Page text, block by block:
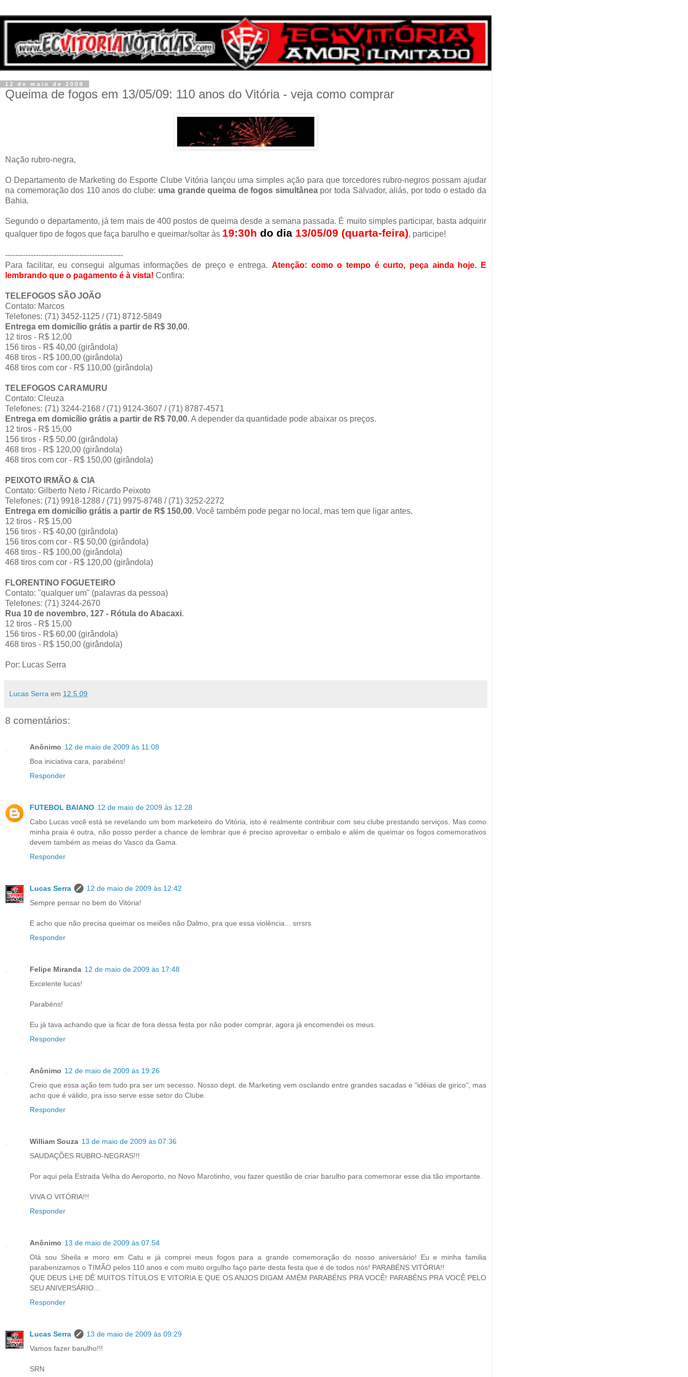
12 de maio de 2009
Queima de fogos em 13/05/09: 110 anos do Vitória - veja como comprar
Nação rubro-negra,
O Departamento de Marketing do Esporte Clube Vitória lançou uma simples ação para que torcedores rubro-negros possam ajudar
na comemoração dos 110 anos do clube: uma grande queima de fogos simultâneapor toda Salvador, aliás, por todo o estado da
Bahia.
Segundo o departamento, já tem mais de 400 postos de queima desde a semana passada. É muito simples participar, basta adquirir
qualquer tipo de fogos que faça barulho e queimar/soltar às 19:30h do dia 13/05/09 (quarta-feira), participe!
----------------------------------------------
Para facilitar, eu consegui algumas informações de preço e entrega. Atenção: como o tempo é curto, peça ainda hoje. E
lembrando que o pagamento é à vista! Confira:
TELEFOGOS SÃO JOÃO
Contato: Marcos
Telefones: (71) 3452-1125 / (71) 8712-5849
Entrega em domicílio grátis a partir de R$ 30,00.
12 tiros - R$ 12,00
156 tiros - R$ 40,00 (girândola)
468 tiros - R$ 100,00 (girândola)
468 tiros com cor - R$ 110,00 (girândola)
TELEFOGOS CARAMURU
Contato: Cleuza
Telefones: (71) 3244-2168 / (71) 9124-3607 / (71) 8787-4571
Entrega em domicílio grátis a partir de R$ 70,00. A depender da quantidade pode abaixar os preços.
12 tiros - R$ 15,00
156 tiros - R$ 50,00 (girândola)
468 tiros - R$ 120,00 (girândola)
468 tiros com cor - R$ 150,00 (girândola)
PEIXOTO IRMÃO & CIA
Contato: Gilberto Neto / Ricardo Peixoto
Telefones: (71) 9918-1288 / (71) 9975-8748 / (71) 3252-2272
Entrega em domicílio grátis a partir de R$ 150,00. Você também pode pegar no local, mas tem que ligar antes.
12 tiros - R$ 15,00
156 tiros - R$ 40,00 (girândola)
156 tiros com cor - R$ 50,00 (girândola)
468 tiros - R$ 100,00 (girândola)
468 tiros com cor - R$ 120,00 (girândola)
FLORENTINO FOGUETEIRO
Contato: "qualquer um" (palavras da pessoa)
Telefones: (71) 3244-2670
Rua 10 de novembro, 127 - Rótula do Abacaxi.
12 tiros - R$ 15,00
156 tiros - R$ 60,00 (girândola)
468 tiros - R$ 150,00 (girândola)
Por: Lucas Serra
Lucas Serra em 12.5.09
8 comentários:
Anônimo 12 de maio de 2009 às 11:08
Boa iniciativa cara, parabéns!
Responder
FUTEBOL BAIANO 12 de maio de 2009 às 12:28
Cabo Lucas você está se revelando um bom marketeiro do Vitória, isto é realmente contribuir com seu clube prestando serviços. Mas como
minha praia é outra, não posso perder a chance de lembrar que é preciso aproveitar o embalo e além de queimar os fogos comemorativos
devem também as meias do Vasco da Gama.
Responder
Lucas Serra
12 de maio de 2009 às 12:42
Sempre pensar no bem do Vitória!
E acho que não precisa queimar os meiões não Dalmo, pra que essa violência... srrsrs
Responder
Felipe Miranda 12 de maio de 2009 às 17:48
Excelente lucas!
Parabéns!
Eu já tava achando que ia ficar de fora dessa festa por não poder comprar, agora já encomendei os meus.
Responder
Anônimo 12 de maio de 2009 às 19:26
Creio que essa ação tem tudo pra ser um secesso. Nosso dept. de Marketing vem oscilando entre grandes sacadas e "idéias de girico", mas
acho que é válido, pra isso serve esse setor do Clube.
Responder
William Souza 13 de maio de 2009 às 07:36
SAUDAÇÕES RUBRO-NEGRAS!!!
Por aqui pela Estrada Velha do Aeroporto, no Novo Marotinho, vou fazer questão de criar barulho para comemorar esse dia tão importante.
VIVA O VITÓRIA!!!
Responder
Anônimo 13 de maio de 2009 às 07:54
Olá sou Sheila e moro em Catu e já comprei meus fogos para a grande comemoração do nosso aniversário! Eu e minha familia
parabenizamos o TIMÃO pelos 110 anos e com muito orgulho faço parte desta festa que é de todos nós! PARABÉNS VITÓRIA!!
QUE DEUS LHE DÊ MUITOS TÍTULOS E VITORIA E QUE OS ANJOS DIGAM AMÉM PARABÉNS PRA VOCÊ! PARABÉNS PRA VOCÊ PELO
SEU ANIVERSÁRIO...
Responder
Lucas Serra
13 de maio de 2009 às 09:29
Vamos fazer barulho!!!
SRN